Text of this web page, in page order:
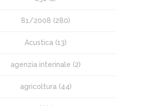
81/2008 (280)
Acustica (13)
agenzia interinale (2)
agricoltura (44)